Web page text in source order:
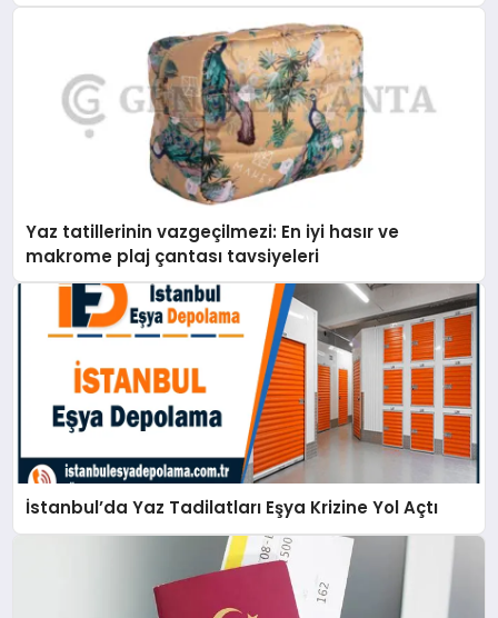
Yaz tatillerinin vazgeçilmezi: En iyi hasır ve
makrome plaj çantası tavsiyeleri
İstanbul’da Yaz Tadilatları Eşya Krizine Yol Açtı